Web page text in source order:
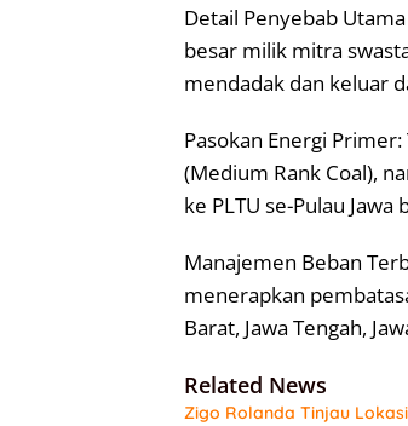
Detail Penyebab
besar milik mitra
mendadak dan keluar
Pasokan Energi
(Medium Rank Coal),
ke PLTU se-Pulau
Manajemen Beban
menerapkan
Barat, Jawa Tengah,
Related News
Zigo Rolanda Tinjau